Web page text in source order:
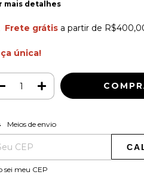
mais detalhes
Frete grátis a partir de
única!
para o CEP:
Meios de envio
sei meu CEP